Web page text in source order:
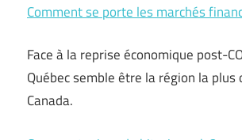
Comment se porte les marchés
Face à la reprise économique post-
Québec semble être la région la
Canada.